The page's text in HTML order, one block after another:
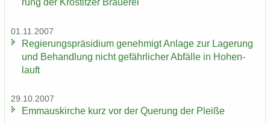
rung der Krostit­zer Braue­rei
01.11.2007
Re­gie­rungs­prä­si­di­um ge­neh­migt An­la­ge zur La­ge­rung
und Be­hand­lung nicht ge­fähr­li­cher Ab­fäl­le in Ho­hen­
lauft
29.10.2007
Em­ma­us­kir­che kurz vor der Que­rung der Plei­ße